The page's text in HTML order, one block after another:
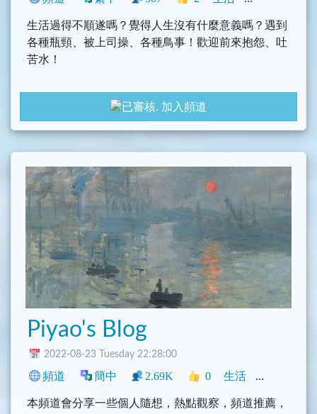
生活過得不順遂嗎？覺得人生沒有什麼意義嗎？遇到
各種瓶頸、被上司操、各種鳥事！歡迎前來抱怨、吐
苦水！
活在這時代的我們又窮又忙又沒有方向，過得好像不
怎麼幸福，但又不知道怎麼樣可以更好。
加入頻道
Piyao's Blog
2022-08-23 Tuesday 22:28:00
頻道 簡中 2.69K 0 生活 新聞
本頻道會分享一些個人隨想，熱點觀察，頻道推薦，